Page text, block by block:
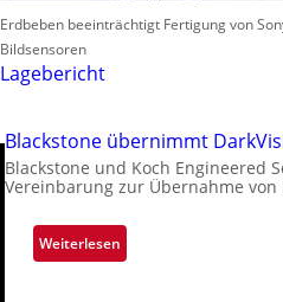
Erdbeben beeinträchtigt Fertigung von
Bildsensoren
Lagebericht
Blackstone übernimmt
Blackstone und Koch Engineered
Vereinbarung zur Übernahme
Weiterlesen:
B